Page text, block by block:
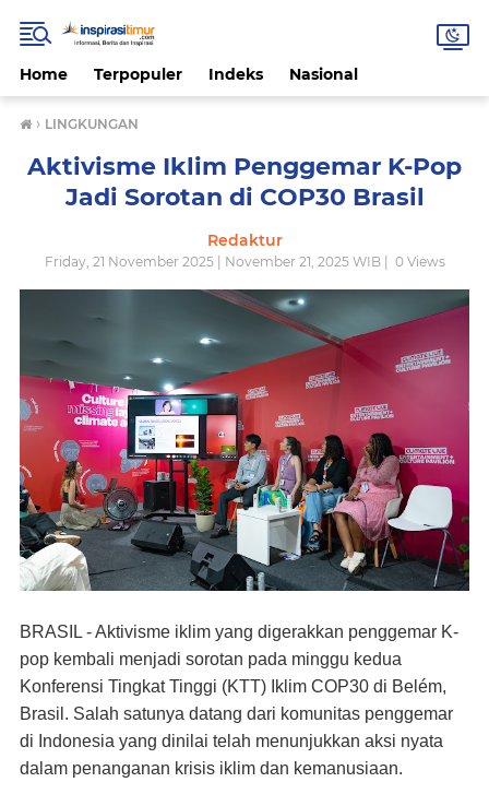
Home Terpopuler Indeks Nasional
› LINGKUNGAN
Aktivisme Iklim Penggemar K-Pop
Jadi Sorotan di COP30 Brasil
Redaktur
Friday, 21 November 2025 | November 21, 2025 WIB | 0Views
BRASIL - Aktivisme iklim yang digerakkan penggemar K-
pop kembali menjadi sorotan pada minggu kedua
Konferensi Tingkat Tinggi (KTT) Iklim COP30 di Belém,
Brasil. Salah satunya datang dari komunitas penggemar
di Indonesia yang dinilai telah menunjukkan aksi nyata
dalam penanganan krisis iklim dan kemanusiaan.